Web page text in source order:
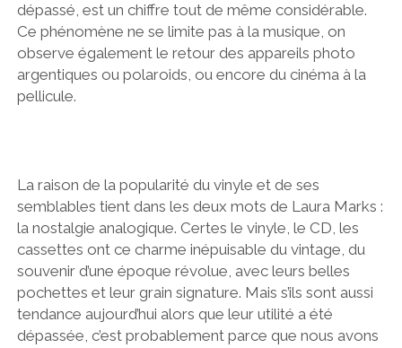
dépassé, est un chiffre tout de même considérable.
Ce phénomène ne se limite pas à la musique, on
observe également le retour des appareils photo
argentiques ou polaroids, ou encore du cinéma à la
pellicule.
La raison de la popularité du vinyle et de ses
semblables tient dans les deux mots de Laura Marks :
la nostalgie analogique. Certes le vinyle, le CD, les
cassettes ont ce charme inépuisable du vintage, du
souvenir d’une époque révolue, avec leurs belles
pochettes et leur grain signature. Mais s’ils sont aussi
tendance aujourd’hui alors que leur utilité a été
dépassée, c’est probablement parce que nous avons